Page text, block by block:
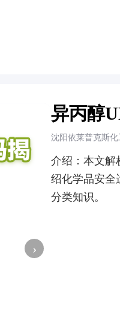
›
异丙醇
沈阳依莱普克斯化
介绍： 本文解
绍化学品安全
分类知识。